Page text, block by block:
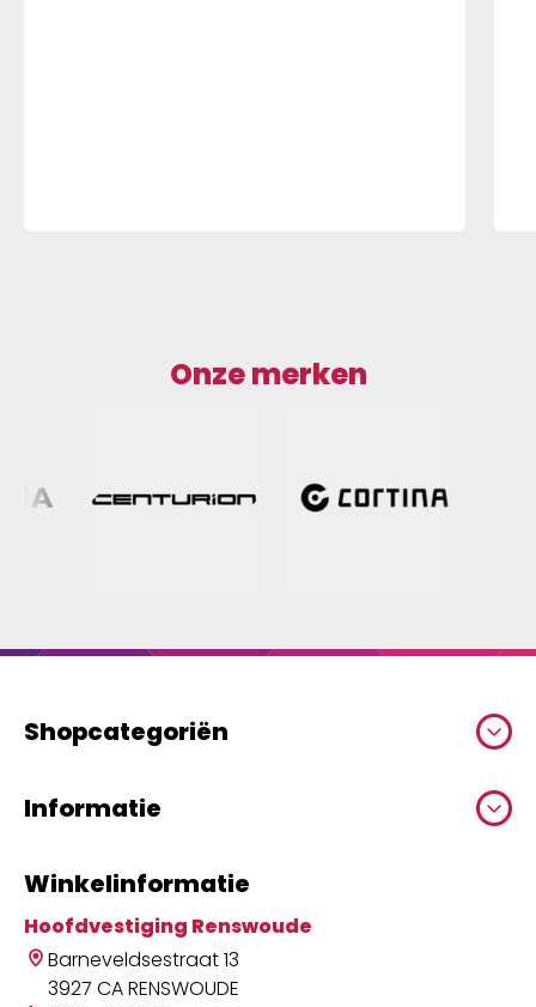
Onze merken
Shopcategoriën
Informatie
Winkelinformatie
Hoofdvestiging Renswoude
Barneveldsestraat 13
3927 CA RENSWOUDE